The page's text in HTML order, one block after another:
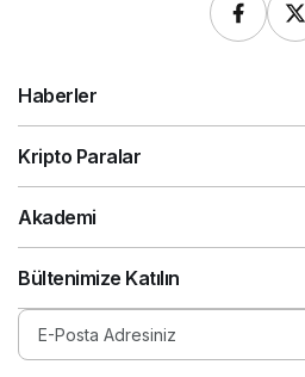
Haberler
Kripto Paralar
Akademi
Bültenimize Katılın